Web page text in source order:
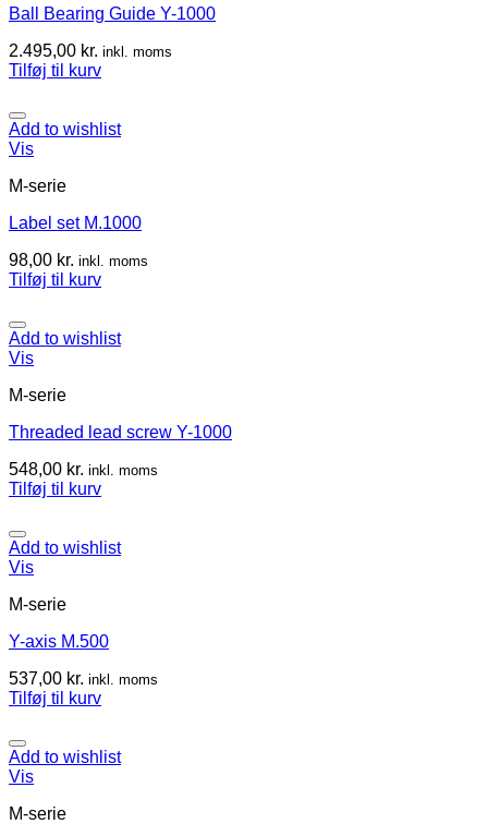
Ball Bearing Guide Y-1000
2.495,00 kr. inkl. moms
Tilføj til kurv
Add to wishlist
Vis
M-serie
Label set M.1000
98,00 kr. inkl. moms
Tilføj til kurv
Add to wishlist
Vis
M-serie
Threaded lead screw Y-1000
548,00 kr. inkl. moms
Tilføj til kurv
Add to wishlist
Vis
M-serie
Y-axis M.500
537,00 kr. inkl. moms
Tilføj til kurv
Add to wishlist
Vis
M-serie